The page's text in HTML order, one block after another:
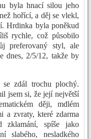
byla hnací silou jeho
hořící, a děj se vlekl,
Hrdinka byla poněkud
rychle, což působilo
preferovaný styl, ale
dnes, 2/5/12, takže by
zdál trochu plochý.
jsem si, že její největší
ději, mdlém
a zvraty, které zdarma
spíše jako
slabého, nesladkého